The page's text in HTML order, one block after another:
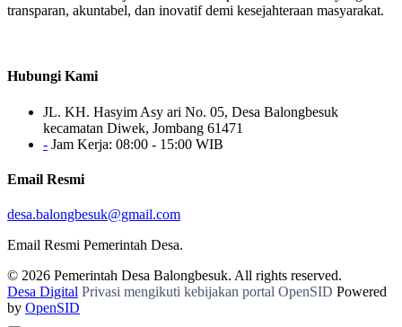
transparan, akuntabel, dan inovatif demi kesejahteraan masyarakat.
Hubungi Kami
JL. KH. Hasyim Asy ari No. 05, Desa Balongbesuk
kecamatan Diwek, Jombang 61471
- Jam Kerja: 08:00 - 15:00 WIB
Email Resmi
desa.balongbesuk@gmail.com
Email Resmi Pemerintah Desa.
© 2026 Pemerintah Desa Balongbesuk. All rights reserved.
Desa Digital Privasi mengikuti kebijakan portal OpenSID Powered
by OpenSID